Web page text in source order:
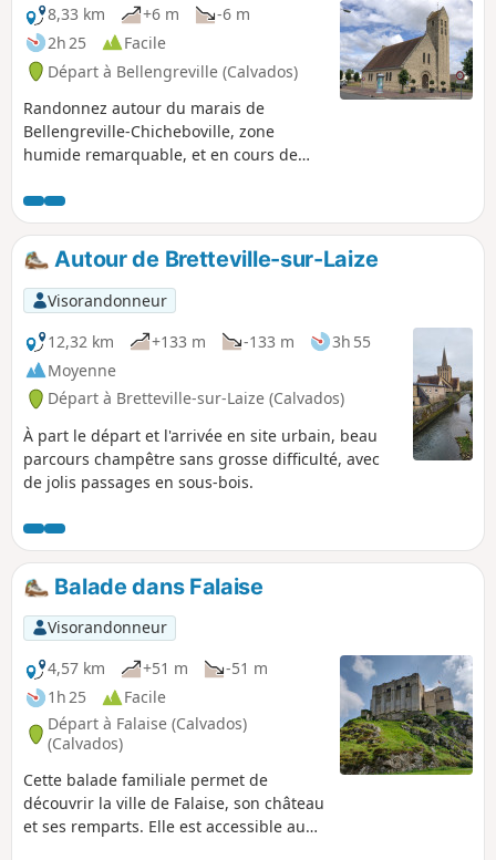
8,33 km
+6 m
-6 m
2h 25
Facile
Départ à Bellengreville (Calvados)
Randonnez autour du marais de
Bellengreville-Chicheboville, zone
humide remarquable, et en cours de
architectural digne d'intérêt.
Autour de Bretteville-sur-Laize
Visorandonneur
12,32 km
+133 m -133 m
3h 55
Moyenne
Départ à Bretteville-sur-Laize (Calvados)
À part le départ et l'arrivée en site urbain, beau
parcours champêtre sans grosse difficulté, avec
de jolis passages en sous-bois.
Balade dans Falaise
Visorandonneur
4,57 km
+51 m
-51 m
1h 25
Facile
Départ à Falaise (Calvados)
(Calvados)
Cette balade familiale permet de
découvrir la ville de Falaise, son château
et ses remparts. Elle est accessible au